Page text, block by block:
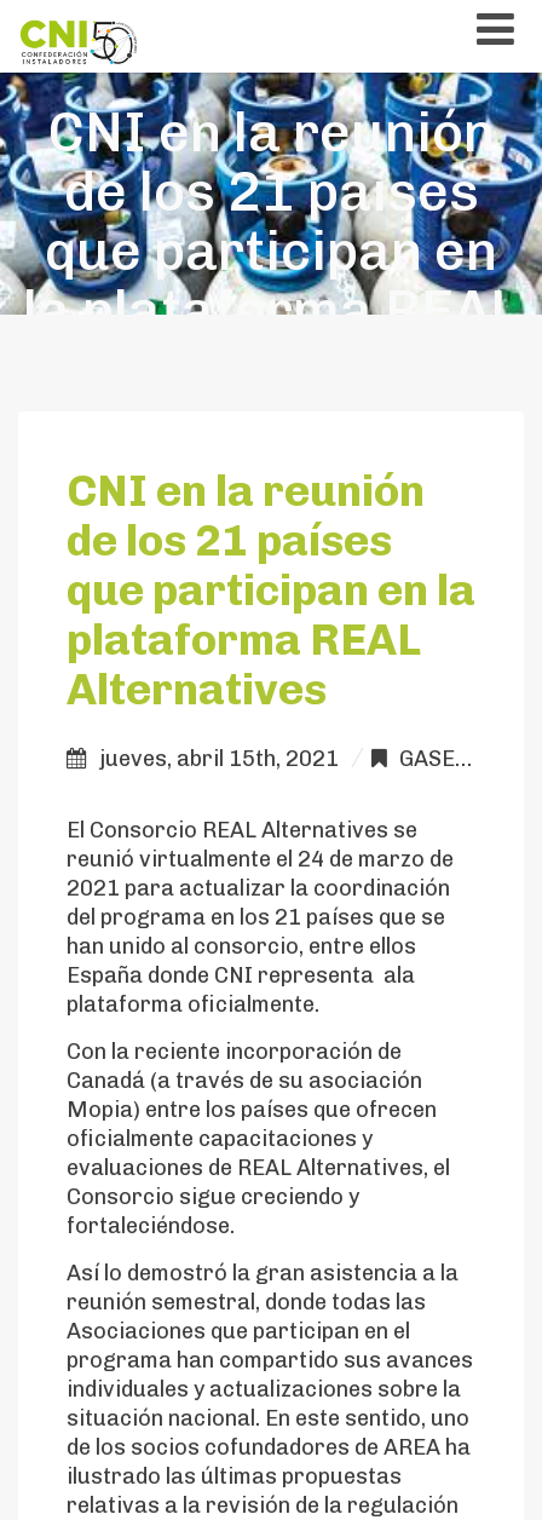
CNI en la reunión
de los 21 países
que participan en
la plataforma REAL
CNI en la reunión
de los 21 países
que participan en la
plataforma REAL
Alternatives
jueves, abril 15th, 2021 GASES refrigerantes / REAL ALternatives
El Consorcio REAL Alternatives se
reunió virtualmente el 24 de marzo de
2021 para actualizar la coordinación
del programa en los 21 países que se
han unido al consorcio, entre ellos
España donde CNI representa ala
plataforma oficialmente.
Con la reciente incorporación de
Canadá (a través de su asociación
Mopia) entre los países que ofrecen
oficialmente capacitaciones y
evaluaciones de REAL Alternatives, el
Consorcio sigue creciendo y
fortaleciéndose.
Así lo demostró la gran asistencia a la
reunión semestral, donde todas las
Asociaciones que participan en el
programa han compartido sus avances
individuales y actualizaciones sobre la
situación nacional. En este sentido, uno
de los socios cofundadores de AREA ha
ilustrado las últimas propuestas
relativas a la revisión de la regulación